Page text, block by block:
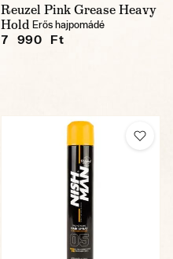
Reuzel Pink Grease Heavy
Hold Erős hajpomádé
7 990 Ft